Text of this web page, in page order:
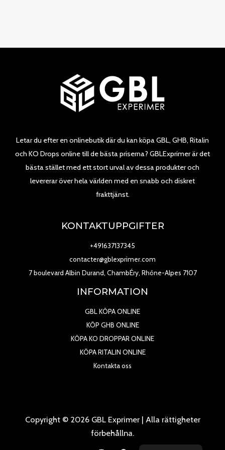
Letar du efter en onlinebutik där du kan köpa GBL, GHB, Ritalin
och KO Drops online till de bästa priserna? GBLExprimer är det
bästa stället med ett stort urval av dessa produkter och
levererar över hela världen med en snabb och diskret
frakttjänst.
KONTAKTUPPGIFTER
+491637137345
contacter@gblexprimer.com
7 boulevard Albin Durand, ChambÉry, Rhône-Alpes 7107
INFORMATION
GBL KÖPA ONLINE
KÖP GHB ONLINE
KÖPA KO DROPPAR ONLINE
KÖPA RITALIN ONLINE
Kontakta oss
Copyright © 2026 GBL Exprimer | Alla rättigheter
förbehållna.